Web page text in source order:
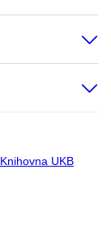
Knihovna UKB